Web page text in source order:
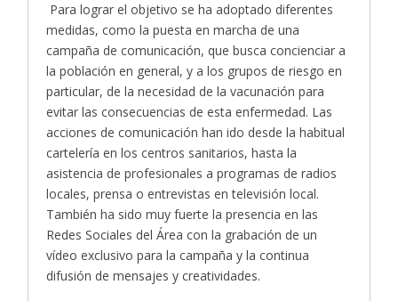
Para lograr el objetivo se ha adoptado diferentes
medidas, como la puesta en marcha de una
campaña de comunicación, que busca concienciar a
la población en general, y a los grupos de riesgo en
particular, de la necesidad de la vacunación para
evitar las consecuencias de esta enfermedad. Las
acciones de comunicación han ido desde la habitual
cartelería en los centros sanitarios, hasta la
asistencia de profesionales a programas de radios
locales, prensa o entrevistas en televisión local.
También ha sido muy fuerte la presencia en las
Redes Sociales del Área con la grabación de un
vídeo exclusivo para la campaña y la continua
difusión de mensajes y creatividades.